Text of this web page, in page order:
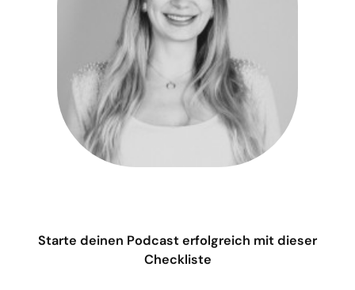
Starte deinen Podcast erfolgreich mit dieser
Checkliste